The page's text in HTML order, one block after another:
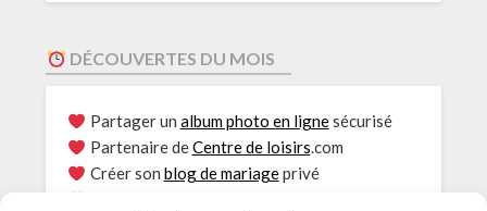
DÉCOUVERTES DU MOIS
Partager un album photo en lignesécurisé
Partenaire deCentre de loisirs.com
Créer son blog de mariageprivé